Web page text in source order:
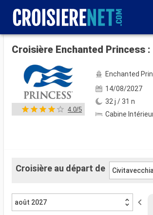
Voir les 121 autres photos
Croisière Enchanted Princess
4.0/5
Enchanted
14/08/2027
32 j / 31 n
Cabine
Croisière au départ de
août 2027